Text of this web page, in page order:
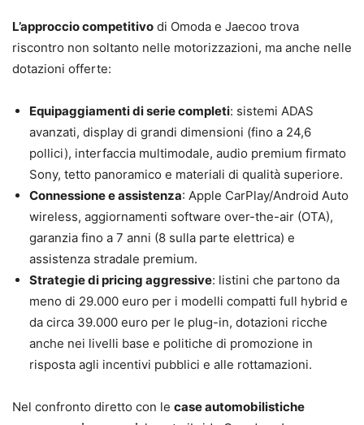
L’approccio competitivo di Omoda e Jaecoo trova
riscontro non soltanto nelle motorizzazioni, ma anche nelle
dotazioni offerte:
Equipaggiamenti di serie completi: sistemi ADAS
avanzati, display di grandi dimensioni (fino a 24,6
pollici), interfaccia multimodale, audio premium firmato
Sony, tetto panoramico e materiali di qualità superiore.
Connessione e assistenza: Apple CarPlay/Android Auto
wireless, aggiornamenti software over-the-air (OTA),
garanzia fino a 7 anni (8 sulla parte elettrica) e
assistenza stradale premium.
Strategie di pricing aggressive: listini che partono da
meno di 29.000 euro per i modelli compatti full hybrid e
da circa 39.000 euro per le plug-in, dotazioni ricche
anche nei livelli base e politiche di promozione in
risposta agli incentivi pubblici e alle rottamazioni.
Nel confronto diretto con le case automobilistiche